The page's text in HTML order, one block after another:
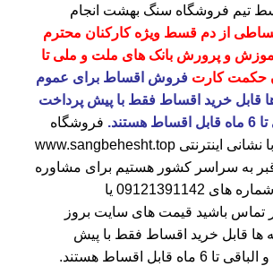
تیم فروشگاه سنگ بهشت انجام
از دم قسط ویژه کارکنان محترم
و پرورش بانک های ملت و ملی تا
حکمت کارت فروش اقساط برای عموم
قابل خرید اقساط فقط با پیش پرداخت
فروشگاه
با نشانی اینترنتی www.sangbehesht.top
قبر به سراسر کشور هستیم برای مشاوره
های 09121391142 یا
تماس باشید قیمت های سایت بروز
ها قابل خرید اقساط فقط با پیش